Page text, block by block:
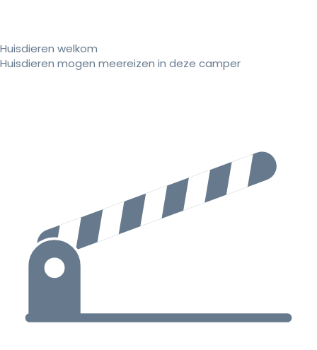
Huisdieren welkom
Huisdieren mogen meereizen in deze camper